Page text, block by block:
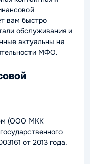
вам быстро
обслуживания и
актуальны на
МФО.
(ООО МКК
от 2013 года.